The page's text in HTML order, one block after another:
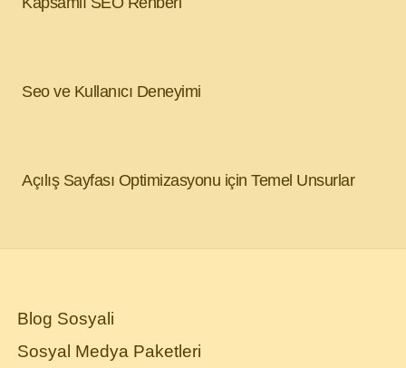
Seo ve Kullanıcı Deneyimi
Açılış Sayfası Optimizasyonu için Temel Unsurlar
Blog Sosyali
Sosyal Medya Paketleri